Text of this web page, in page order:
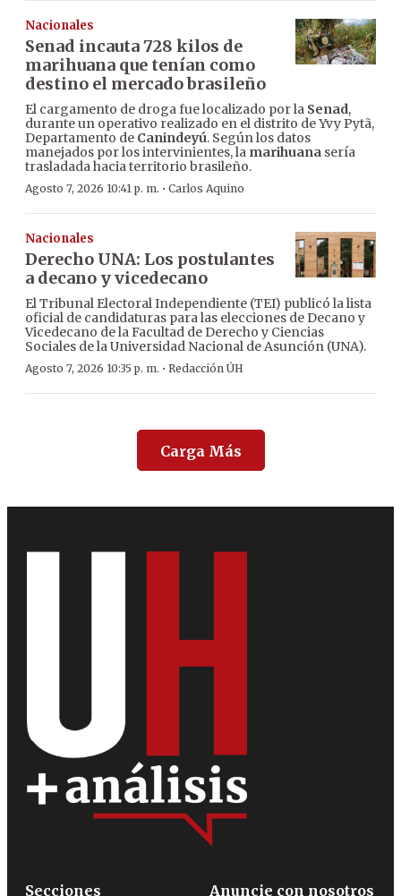
Nacionales
Senad incauta 728 kilos de
marihuana que tenían como
destino el mercado brasileño
El cargamento de droga fue localizado por la Senad,
durante un operativo realizado en el distrito de Yvy Pytã,
Departamento de Canindeyú. Según los datos
manejados por los intervinientes, la marihuana sería
trasladada hacia territorio brasileño.
Agosto 7, 2026 10:41 p. m. · Carlos Aquino
Nacionales
Derecho UNA: Los postulantes
a decano y vicedecano
El Tribunal Electoral Independiente (TEI) publicó la lista
oficial de candidaturas para las elecciones de Decano y
Vicedecano de la Facultad de Derecho y Ciencias
Sociales de la Universidad Nacional de Asunción (UNA).
Agosto 7, 2026 10:35 p. m. · Redacción ÚH
Carga Más
Secciones
Anuncie con nosotros